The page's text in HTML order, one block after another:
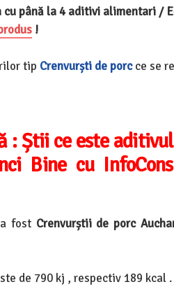
până la 4 aditivi alimentari /
!
tip Crenvurști de porc ce se
: Știi ce este
Bine cu
fost Crenvurștii de porc
de 790 kj , respectiv 189 kcal .